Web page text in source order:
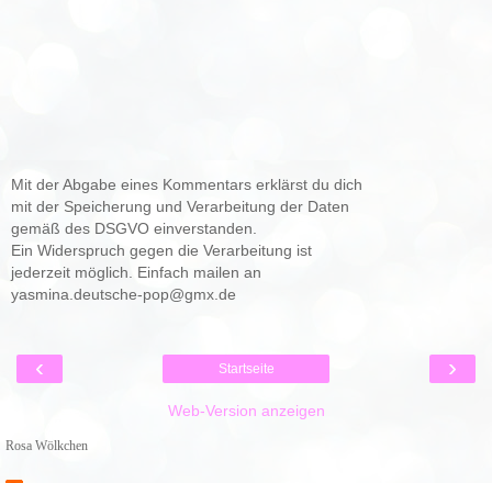
Mit der Abgabe eines Kommentars erklärst du dich
mit der Speicherung und Verarbeitung der Daten
gemäß des DSGVO einverstanden.
Ein Widerspruch gegen die Verarbeitung ist
jederzeit möglich. Einfach mailen an
yasmina.deutsche-pop@gmx.de
‹ ›
Startseite
Web-Version anzeigen
Rosa Wölkchen